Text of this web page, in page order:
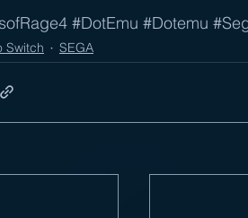
#DotEmu #Dotemu
Switch SEGA